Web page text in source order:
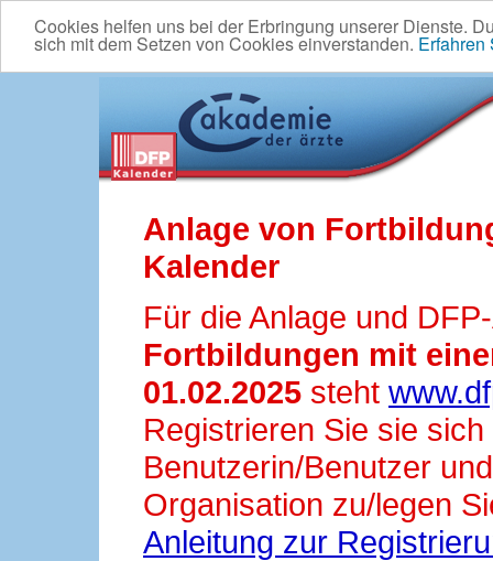
Cookies helfen uns bei der Erbringung unserer Dienste.
sich mit dem Setzen von Cookies einverstanden. Erfahren
Anlage von
Kalender
Für die Anlage und
Fortbildungen mit
01.02.2025 steht
Registrieren Sie sie
Benutzerin/Benutzer
Organisation zu/legen
Anleitung zur